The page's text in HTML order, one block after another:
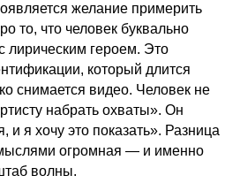
желание примерить
то, что человек буквально
лирическим героем. Это
который длится
снимается видео. Человек не
набрать охваты». Он
и я хочу это показать». Разница
огромная — и именно
волны.